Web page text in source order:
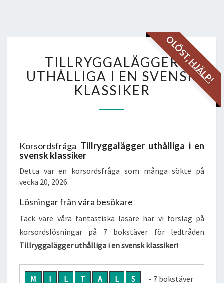
OLÖST,
HJÄLP!
TILLRYGGALÄGGER
UTHÅLLIGA
I
EN
SVENSK
TILLRYGGALÄGGER
UTHÅLLIGA I EN SVENSK
KLASSIKER
Korsordsfråga Tillryggalägger uthålliga i en
svensk klassiker
Detta var en korsordsfråga som många sökte på
vecka 20, 2026.
Lösningar från våra besökare
Tack vare våra fantastiska läsare har vi förslag på
korsordslösningar på 7 bokstäver för ledtråden
Tillryggalägger uthålliga i en svensk klassiker!
M I L T A L S
- 7 bokstäver